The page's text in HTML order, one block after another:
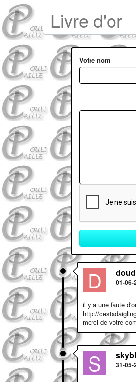
Livre d'or
Votre nom
D 01-06-
il y a une faute
http://
merci de votre
S 31-05-